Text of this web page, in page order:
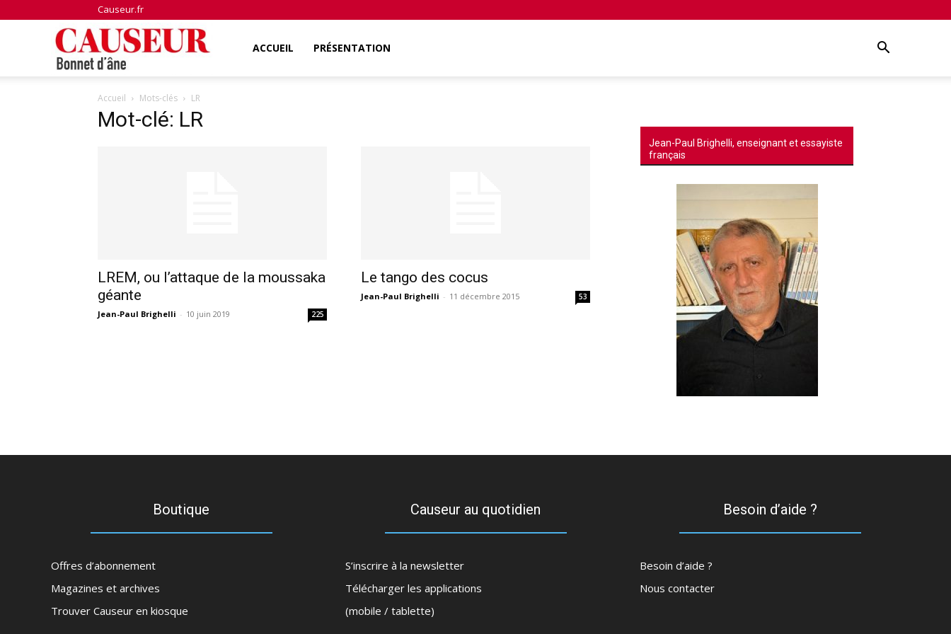
Causeur.fr
ACCUEIL PRÉSENTATION
Accueil Mots-clés LR
Mot-clé: LR
LREM, ou l’attaque de la moussaka
géante
Jean-Paul Brighelli - 10 juin 2019 225
Le tango des cocus
Jean-Paul Brighelli - 11 décembre 2015 53
Jean-Paul Brighelli, enseignant et essayiste
français
Boutique
Offres d’abonnement
Magazines et archives
Trouver Causeur en kiosque
Causeur au quotidien
S’inscrire à la newsletter
Télécharger les applications
(mobile / tablette)
Besoin d’aide ?
Besoin d’aide ?
Nous contacter